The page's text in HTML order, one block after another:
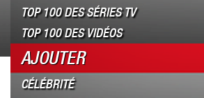
TOP 100 DES SÉRIES TV
TOP 100 DES VIDÉOS
AJOUTER
CÉLÉBRITÉ